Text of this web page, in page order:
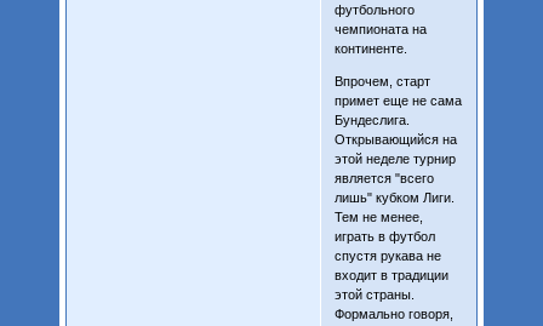
футбoльного
чемпионата на
континенте.
Впрочем, старт
примет еще не сама
Бундеслига.
Открывающийся на
этой неделе турнир
является "всего
лишь" кубком Лиги.
Тем не менее,
играть в футбол
спустя рукава не
входит в традиции
этой страны.
Формально говоря,